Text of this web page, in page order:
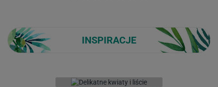
INSPIRACJE